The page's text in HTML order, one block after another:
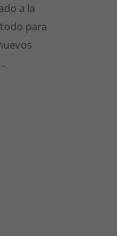
a la
para